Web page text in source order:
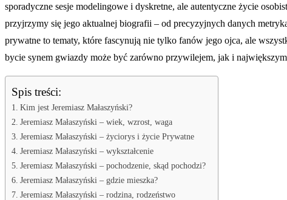
sporadyczne sesje modelingowe i dyskretne, ale autentyczne życie
przyjrzymy się jego aktualnej biografii – od precyzyjnych danych
prywatne to tematy, które fascynują nie tylko fanów jego ojca, ale
bycie synem gwiazdy może być zarówno przywilejem, jak i
Spis treści:
Kim jest Jeremiasz Małaszyński?
Jeremiasz Małaszyński – wiek, wzrost, waga
Jeremiasz Małaszyński – życiorys i życie Prywatne
Jeremiasz Małaszyński – wykształcenie
Jeremiasz Małaszyński – pochodzenie, skąd pochodzi?
Jeremiasz Małaszyński – gdzie mieszka?
Jeremiasz Małaszyński – rodzina, rodzeństwo